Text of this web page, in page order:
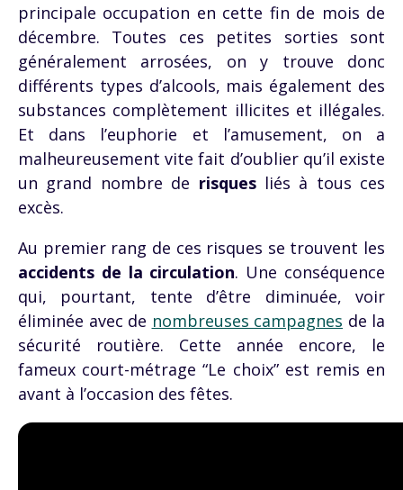
principale occupation en cette fin de mois de
décembre. Toutes ces petites sorties sont
généralement arrosées, on y trouve donc
différents types d’alcools, mais également des
substances complètement illicites et illégales.
Et dans l’euphorie et l’amusement, on a
malheureusement vite fait d’oublier qu’il existe
un grand nombre de risquesliés à tous ces
excès.
Au premier rang de ces risques se trouvent les
accidents de la circulation. Une conséquence
qui, pourtant, tente d’être diminuée, voir
éliminée avec de nombreuses campagnes de la
sécurité routière. Cette année encore, le
fameux court-métrage “Le choix” est remis en
avant à l’occasion des fêtes.